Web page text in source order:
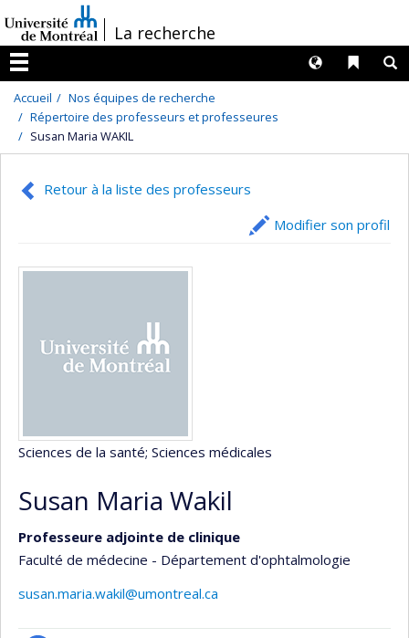
au
contenu
/La recherche
Menu
Liens
Langues
Accueil
Nos équipes de recherche
Répertoire des professeurs et professeures
Susan Maria WAKIL
Retour à la liste des professeurs
Modifier son profil
Sciences de la santé; Sciences médicales
Susan Maria Wakil
Professeure adjointe de clinique
Faculté de médecine - Département d'ophtalmologie
susan.maria.wakil@umontreal.ca